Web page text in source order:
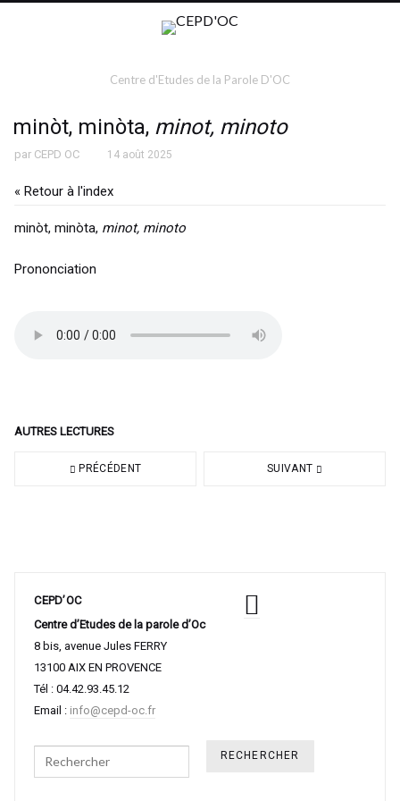
Centre d'Etudes de la Parole D'OC
minòt, minòta, minot, minoto
par CEPD OC 14 août 2025
« Retour à l'index
minòt, minòta, minot, minoto
Prononciation
AUTRES LECTURES
PRÉCÉDENT SUIVANT
CEPD’OC
Centre d’Etudes de la parole d’Oc
8 bis, avenue Jules FERRY
13100 AIX EN PROVENCE
Tél : 04.42.93.45.12
Email : info@cepd-oc.fr
Search